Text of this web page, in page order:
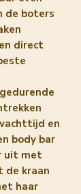
de boters
direct
en
body bar
uit met
de kraan
haar